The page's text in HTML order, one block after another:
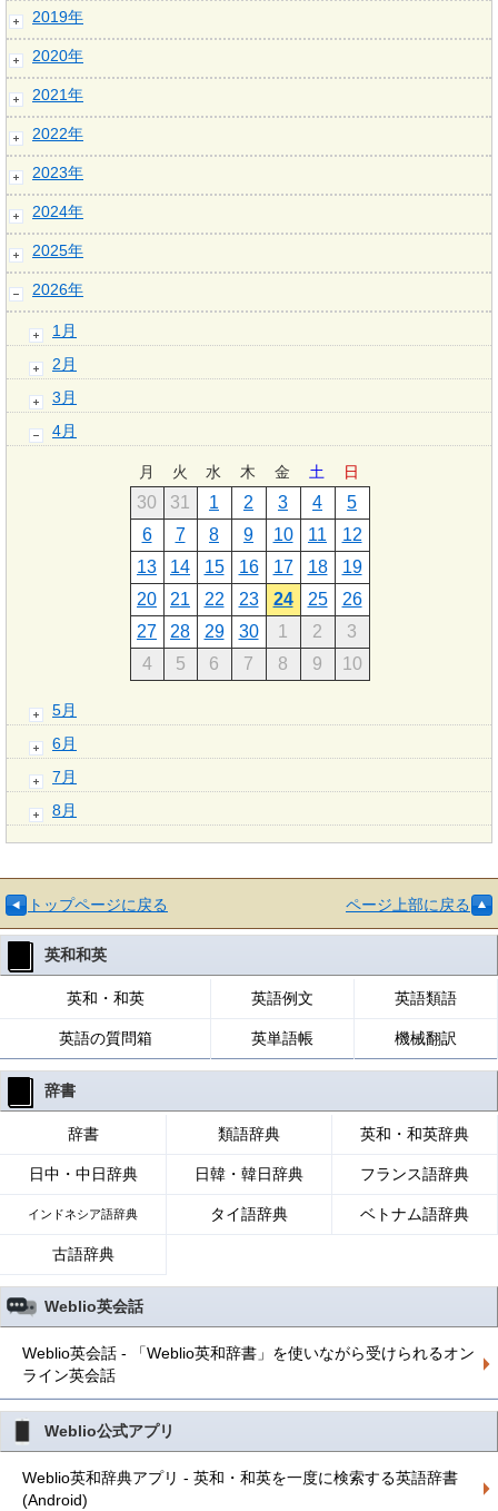
2019年
2020年
2021年
2022年
2023年
2024年
2025年
2026年
1月
2月
3月
4月
月 火 水 木 金 土 日
30 31 1 2 3 4
5
6
7 8 9 10 11
12
13
14 15 16 17 18
19
20
21 22 23 24 25
26
27
28 29 30 1 2
3
4
5 6 7 8 9 10
5月
6月
7月
8月
トップページに戻る ページ上部に戻る
英和和英
英和・和英 英語例文 英語類語
英語の質問箱 英単語帳 機械翻訳
辞書
辞書 類語辞典 英和・和英辞典
日中・中日辞典 日韓・韓日辞典 フランス語辞典
インドネシア語辞典 タイ語辞典 ベトナム語辞典
古語辞典
Weblio英会話
Weblio英会話 - 「Weblio英和辞書」を使いながら受けられるオン
ライン英会話
Weblio公式アプリ
Weblio英和辞典アプリ - 英和・和英を一度に検索する英語辞書
(Android)